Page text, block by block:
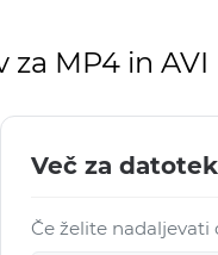
MP4 in AVI
Več za
Če želite nadaljevati